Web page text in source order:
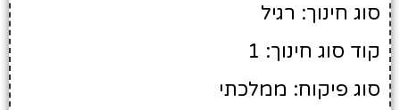
סוג חינוך: רגיל
קוד סוג חינוך: 1
סוג פיקוח: ממלכתי